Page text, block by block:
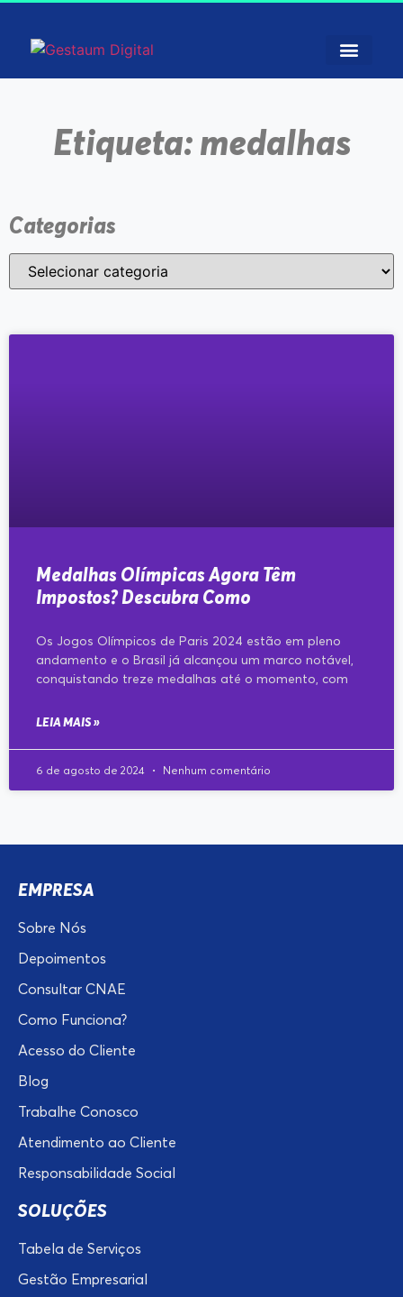
Etiqueta: medalhas
Categorias
Medalhas Olímpicas Agora Têm
Impostos? Descubra Como
Os Jogos Olímpicos de Paris 2024 estão em pleno
andamento e o Brasil já alcançou um marco notável,
conquistando treze medalhas até o momento, com
LEIA MAIS »
6 de agosto de 2024 Nenhum comentário
EMPRESA
Sobre Nós
Depoimentos
Consultar CNAE
Como Funciona?
Acesso do Cliente
Blog
Trabalhe Conosco
Atendimento ao Cliente
Responsabilidade Social
SOLUÇÕES
Tabela de Serviços
Gestão Empresarial